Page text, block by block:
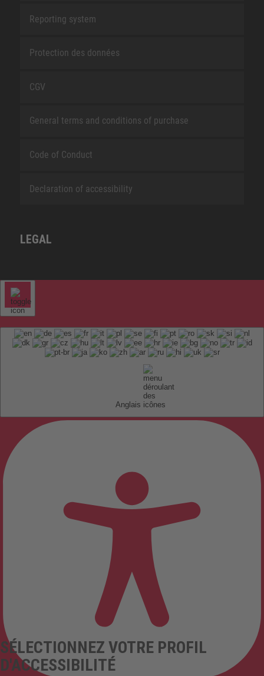
Reporting system
Protection des données
CGV
General terms and conditions of purchase
Code of Conduct
Declaration of accessibility
LEGAL
Anglais
SÉLECTIONNEZ VOTRE PROFIL
D'ACCESSIBILITÉ